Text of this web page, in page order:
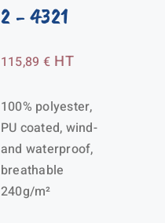
2 - 4321
115,89 € HT
100% polyester,
PU coated, wind-
and waterproof,
breathable
240g/m²